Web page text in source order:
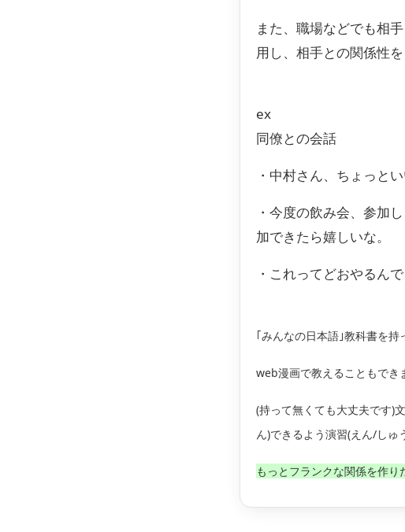
また、職場などでも相
用し、相手との関係性
ex
同僚との会話
・中村さん、ちょっと
・今度の飲み会、参加
加できたら嬉しいな。
・これってどおやるん
｢みんなの日本語｣教科書を持
web漫画で教えることもでき
(持って無くても大丈夫です)
ん)できるよう演習(えん/しゅ
もっとフランクな関係を作り